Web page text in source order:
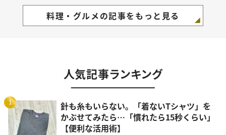
料理・グルメの記事をもっと見る
人気記事ランキング
1
針も糸もいらない。「着ないTシャツ」を
かぶせてみたら…「慣れたら15秒くらい」
【便利な活用術】